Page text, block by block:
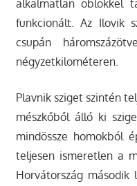
alkalmatlan öblökkel
funkcionált. Az Ilovik
csupán
négyzetkilométeren.
Plavnik sziget szintén
mészkőből álló ki
mindössze homokból
teljesen ismeretlen a
Horvátország második